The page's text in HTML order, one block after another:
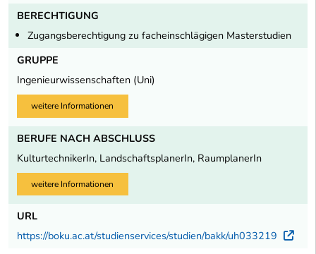
BERECHTIGUNG
Zugangsberechtigung zu facheinschlägigen Masterstudien
GRUPPE
Ingenieurwissenschaften (Uni)
weitere Informationen
BERUFE NACH ABSCHLUSS
KulturtechnikerIn, LandschaftsplanerIn, RaumplanerIn
weitere Informationen
URL
https://boku.ac.at/studienservices/studien/bakk/uh033219